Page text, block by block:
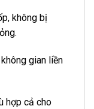
không bị
gian liền
hợp cả cho